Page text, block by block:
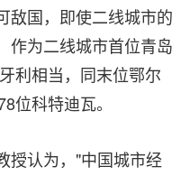
敌国，即使二线城市的
作为二线城市首位青岛
利相当，同末位鄂尔
位科特迪瓦。
授认为，"中国城市经